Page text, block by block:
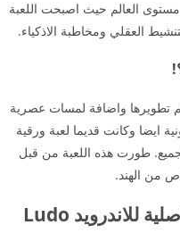
العالم حيث اصبحت اللعبة
العقلي ومخاطبة الاذكياء.
تم تطويرها واضافة لمسات عصرية
ايضا وكانت قديما لعبة ورقية
طورت هذه اللعبة من قبل
مميزات تحميل لودو ستار الاصلية للاندرويد Ludo